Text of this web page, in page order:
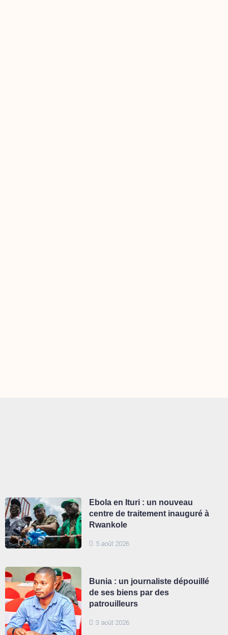
5 août 2026
Ebola en Ituri : un nouveau
centre de traitement inauguré à
Rwankole
3 août 2026
Bunia : un journaliste dépouillé
de ses biens par des
patrouilleurs